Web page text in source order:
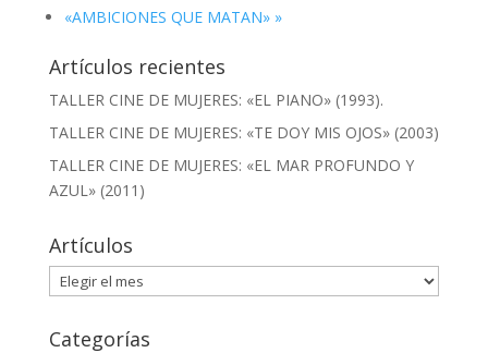
«AMBICIONES QUE MATAN» »
Artículos recientes
TALLER CINE DE MUJERES: «EL PIANO» (1993).
TALLER CINE DE MUJERES: «TE DOY MIS OJOS» (2003)
TALLER CINE DE MUJERES: «EL MAR PROFUNDO Y
AZUL» (2011)
Artículos
Artículos
Categorías